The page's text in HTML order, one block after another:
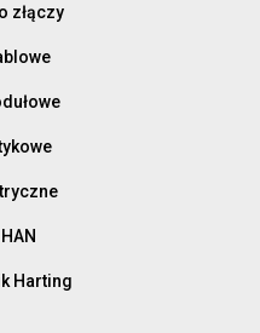
złączy
Harting